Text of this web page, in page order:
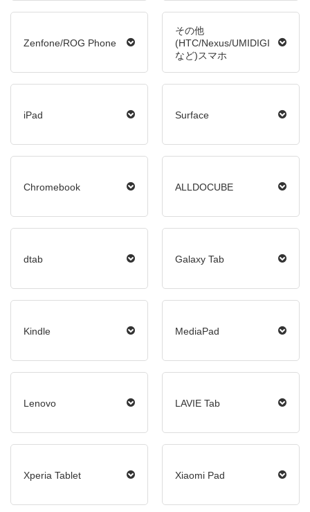
Zenfone/ROG Phone
その他
(HTC/Nexus/UMIDIGI
など)スマホ
iPad Surface
Chromebook ALLDOCUBE
dtab Galaxy Tab
Kindle MediaPad
Lenovo LAVIE Tab
Xperia Tablet Xiaomi Pad